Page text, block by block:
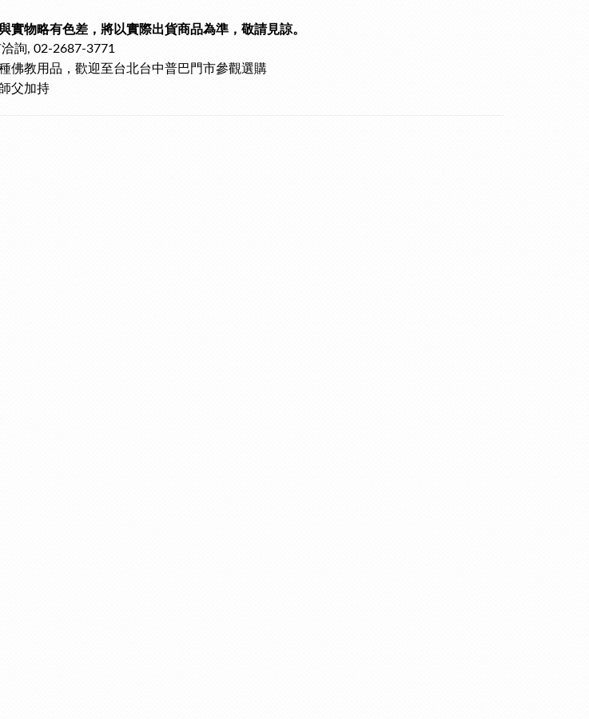
實物略有色差，將以實際出貨商品為準，敬請見諒。
詢, 02-2687-3771
佛教用品，歡迎至台北台中普巴門市參觀選購
父加持